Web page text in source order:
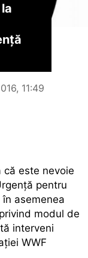
11:49
că este nevoie
pentru
asemenea
modul de
interveni
WWF